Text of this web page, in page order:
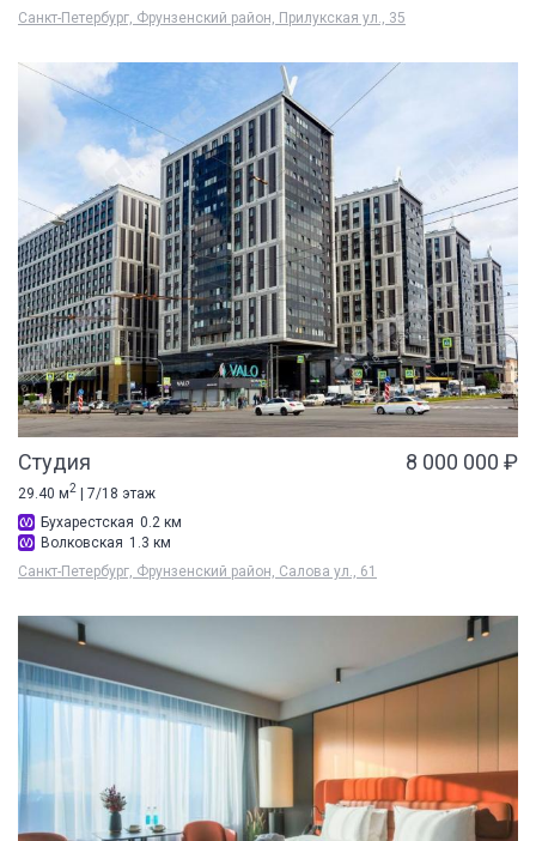
Санкт-Петербург, Фрунзенский район, Прилукская ул., 35
Студия 8 000 000 ₽
29.40 м2
| 7/18 этаж
Бухарестская 0.2 км
Волковская 1.3 км
Санкт-Петербург, Фрунзенский район, Салова ул., 61